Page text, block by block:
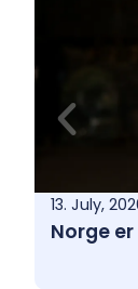
13. July,
Norge